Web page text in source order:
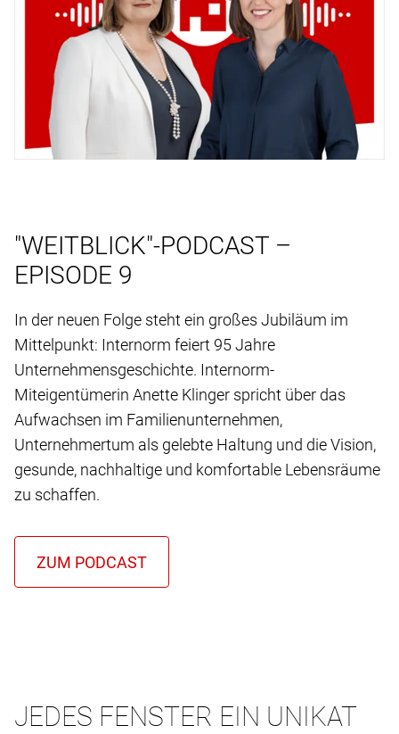
"WEITBLICK"-PODCAST –
EPISODE 9
In der neuen Folge steht ein großes Jubiläum im
Mittelpunkt: Internorm feiert 95 Jahre
Unternehmensgeschichte. Internorm-
Miteigentümerin Anette Klinger spricht über das
Aufwachsen im Familienunternehmen,
Unternehmertum als gelebte Haltung und die Vision,
gesunde, nachhaltige und komfortable Lebensräume
zu schaffen.
JEDES FENSTER EIN UNIKAT